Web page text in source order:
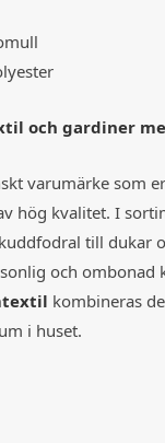
och gardiner
varumärke som
hög kvalitet. I
till dukar
och ombonad
kombineras
i huset.